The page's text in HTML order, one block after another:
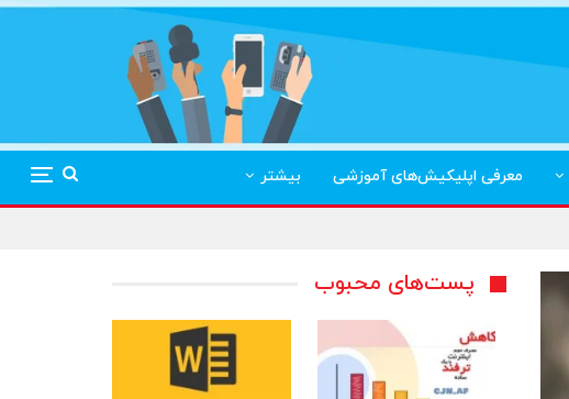
معرفی اپلیکیش‌های آموزشی بیشتر
پست‌های محبوب